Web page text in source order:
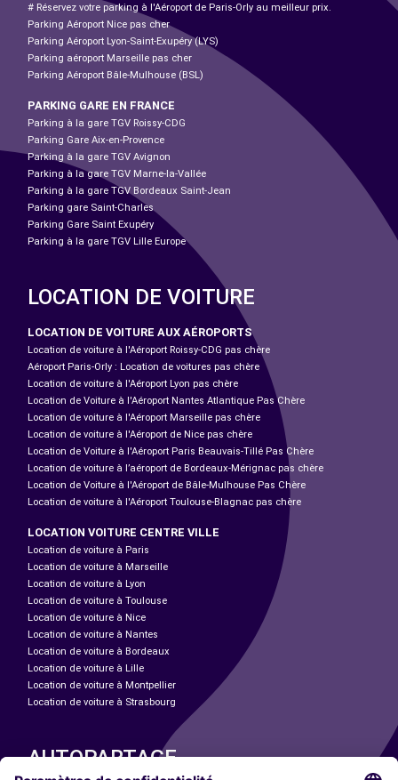
# Réservez votre parking à l'Aéroport de Paris-Orly au meilleur prix.
Parking Aéroport Nice pas cher
Parking Aéroport Lyon-Saint-Exupéry (LYS)
Parking aéroport Marseille pas cher
Parking Aéroport Bâle-Mulhouse (BSL)
PARKING GARE EN FRANCE
Parking à la gare TGV Roissy-CDG
Parking Gare Aix-en-Provence
Parking à la gare TGV Avignon
Parking à la gare TGV Marne-la-Vallée
Parking à la gare TGV Bordeaux Saint-Jean
Parking gare Saint-Charles
Parking Gare Saint Exupéry
Parking à la gare TGV Lille Europe
LOCATION DE VOITURE
LOCATION DE VOITURE AUX AÉROPORTS
Location de voiture à l'Aéroport Roissy-CDG pas chère
Aéroport Paris-Orly : Location de voitures pas chère
Location de voiture à l'Aéroport Lyon pas chère
Location de Voiture à l'Aéroport Nantes Atlantique Pas Chère
Location de voiture à l'Aéroport Marseille pas chère
Location de voiture à l'Aéroport de Nice pas chère
Location de Voiture à l'Aéroport Paris Beauvais-Tillé Pas Chère
Location de voiture à l’aéroport de Bordeaux-Mérignac pas chère
Location de Voiture à l'Aéroport de Bâle-Mulhouse Pas Chère
Location de voiture à l'Aéroport Toulouse-Blagnac pas chère
LOCATION VOITURE CENTRE VILLE
Location de voiture à Paris
Location de voiture à Marseille
Location de voiture à Lyon
Location de voiture à Toulouse
Location de voiture à Nice
Location de voiture à Nantes
Location de voiture à Bordeaux
Location de voiture à Lille
Location de voiture à Montpellier
Location de voiture à Strasbourg
AUTOPARTAGE